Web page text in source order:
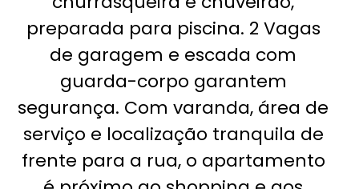
preparada para piscina. 2 Vagas
de garagem e escada com
guarda-corpo garantem
segurança. Com varanda, área de
serviço e localização tranquila de
frente para a rua, o apartamento